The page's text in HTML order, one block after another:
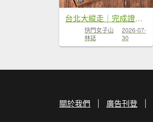
台北大縱走｜完成證書 x 徽章獎品 x 路線全攻略
快門女子山
林誌
2026-07-
30
關於我們 廣告刊登